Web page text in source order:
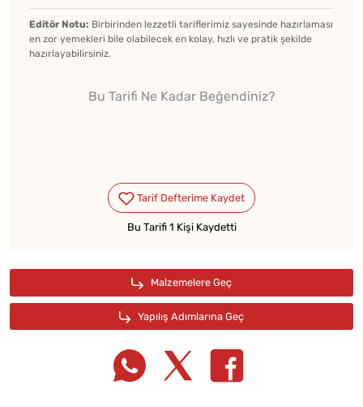
Editör Notu: Birbirinden lezzetli tariflerimiz sayesinde hazırlaması
en zor yemekleri bile olabilecek en kolay, hızlı ve pratik şekilde
hazırlayabilirsiniz.
Bu Tarifi Ne Kadar Beğendiniz?
Bu Tarifi 1 Kişi Kaydetti